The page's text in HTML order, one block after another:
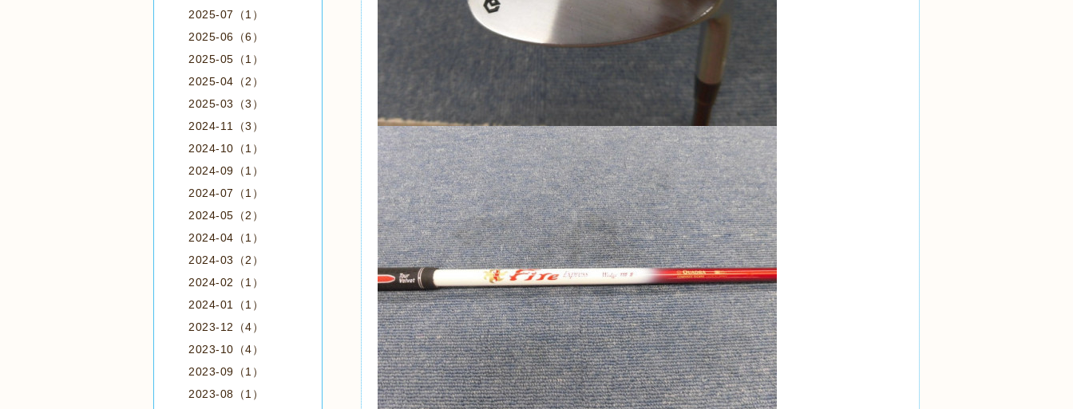
2025-07（1）
2025-06（6）
2025-05（1）
2025-04（2）
2025-03（3）
2024-11（3）
2024-10（1）
2024-09（1）
2024-07（1）
2024-05（2）
2024-04（1）
2024-03（2）
2024-02（1）
2024-01（1）
2023-12（4）
2023-10（4）
2023-09（1）
2023-08（1）